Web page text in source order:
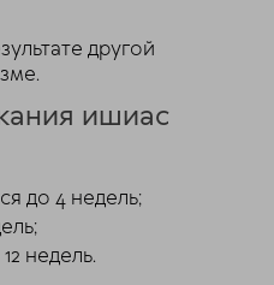
другой
ишиас
до 4 недель;
недель.